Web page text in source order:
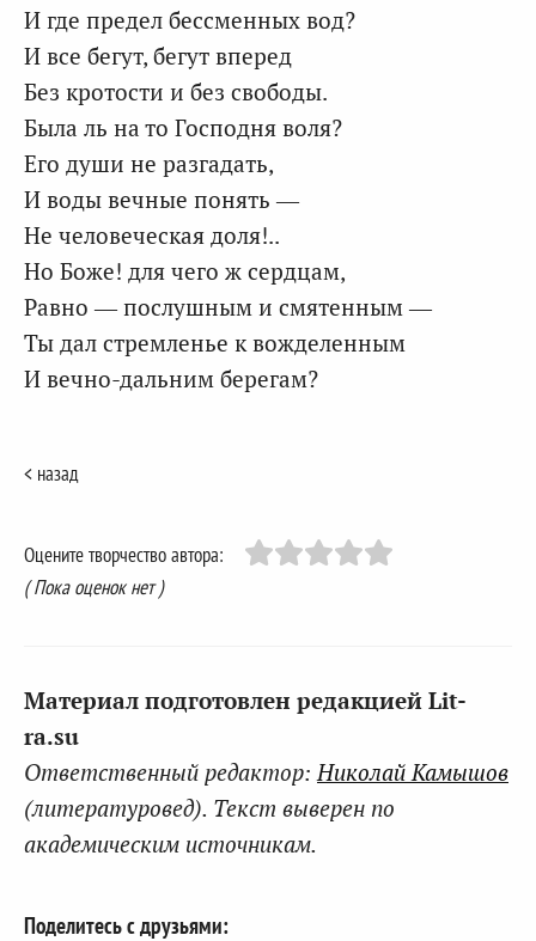
И где предел бессменных вод?
И все бегут, бегут вперед
Без кротости и без свободы.
Была ль на то Господня воля?
Его души не разгадать,
И воды вечные понять —
Не человеческая доля!..
Но Боже! для чего ж сердцам,
Равно — послушным и смятенным —
Ты дал стремленье к вожделенным
И вечно-дальним берегам?
< назад
Оцените творчество автора:
( Пока оценок нет )
Материал подготовлен редакцией Lit-
ra.su
Ответственный редактор: Николай Камышов
(литературовед). Текст выверен по
академическим источникам.
Поделитесь с друзьями: